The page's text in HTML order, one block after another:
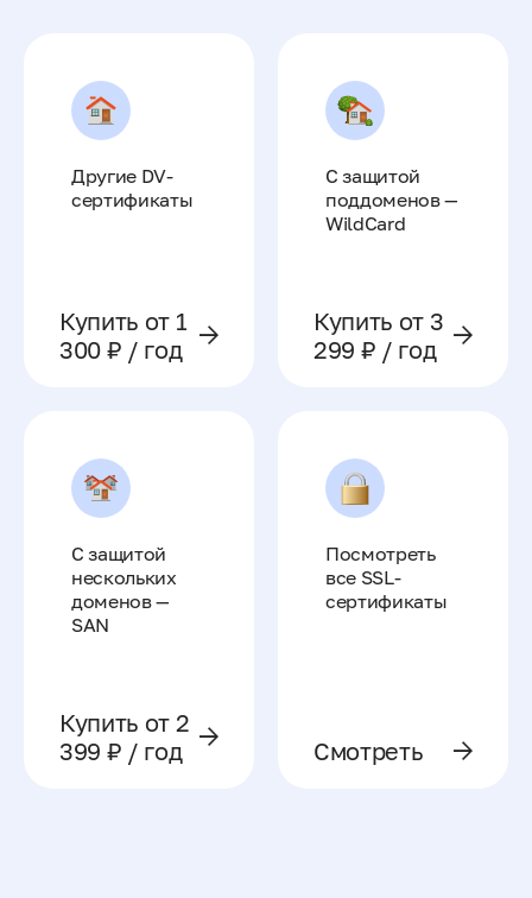
Другие DV-
сертификаты
Купить от 1
300 ₽ / год
С защитой
поддоменов —
WildCard
Купить от 3
299 ₽ / год
С защитой
нескольких
доменов —
SAN
Купить от 2
399 ₽ / год
Посмотреть
все SSL-
сертификаты
Смотреть